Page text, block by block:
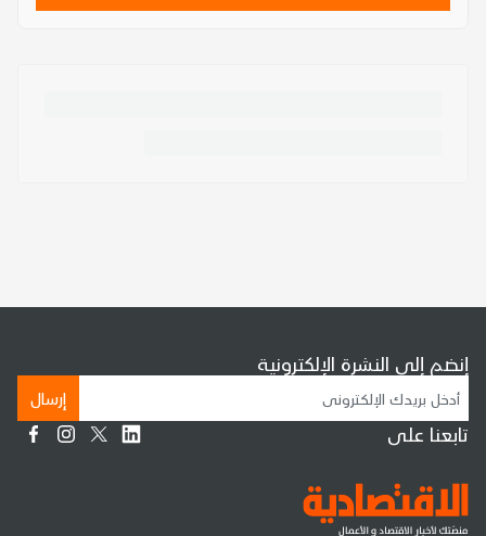
إنضم إلى النشرة الإلكترونية
إرسال
تابعنا على